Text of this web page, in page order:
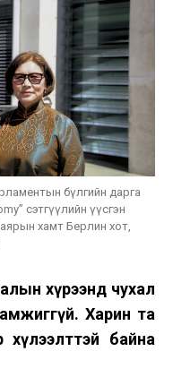
бүлгийн дарга
сэтгүүлийн үүсгэн
хамт Берлин хот,
хүрээнд чухал
Харин та
хүлээлттэй байна